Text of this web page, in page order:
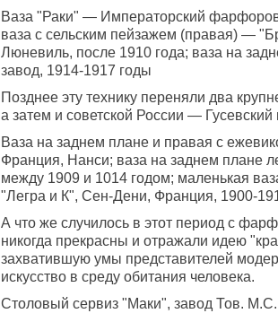
Ваза "Раки" — Императорский
ваза с сельским пейзажем (правая) —
Люневиль, после 1910 года; ваза на
завод, 1914-1917 годы
Позднее эту технику переняли два
а затем и советской России — Гусевский
Ваза на заднем плане и правая с
Франция, Нанси; ваза на заднем плане
между 1909 и 1014 годом; маленькая
"Легра и К", Сен-Дени, Франция, 1900-
А что же случилось в этот период с
никогда прекрасны и отражали идею
захватившую умы представителей
искусство в среду обитания человека.
Столовый сервиз "Маки", завод Тов.